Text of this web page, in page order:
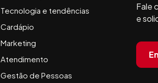
Tecnologia e tendências
Cardápio
Marketing
Atendimento
Gestão de Pessoas
Fale
e